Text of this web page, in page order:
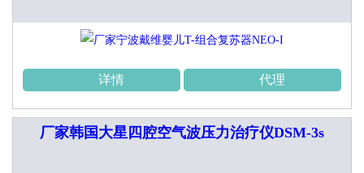
详情 代理
厂家韩国大星四腔空气波压力治疗仪DSM-3s